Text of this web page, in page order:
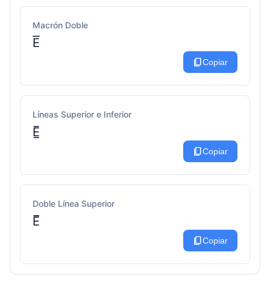
Macrón Doble
E͞
content_copyCopiar
Líneas Superior e Inferior
E̲̅
content_copyCopiar
Doble Línea Superior
E̅̅
content_copyCopiar